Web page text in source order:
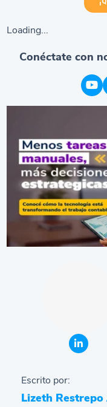
Loading...
Conéctate con
Escrito por:
Lizeth